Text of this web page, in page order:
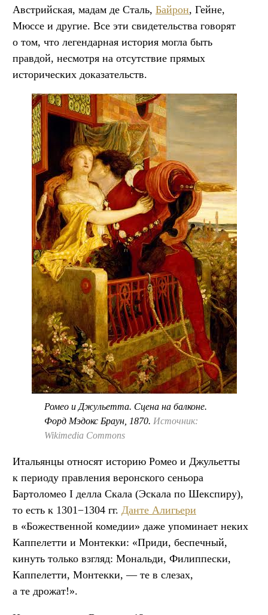
Австрийская, мадам де Сталь, Байрон, Гейне,
Мюссе и другие. Все эти свидетельства говорят
о том, что легендарная история могла быть
правдой, несмотря на отсутствие прямых
исторических доказательств.
Ромео и Джульетта. Сцена на балконе.
Форд Мэдокс Браун, 1870. Источник:
Wikimedia Commons
Итальянцы относят историю Ромео и Джульетты
к периоду правления веронского сеньора
Бартоломео I делла Скала (Эскала по Шекспиру),
то есть к 1301−1304 гг. Данте Алигьери
в «Божественной комедии» даже упоминает неких
Каппелетти и Монтекки: «Приди, беспечный,
кинуть только взгляд: Мональди, Филиппески,
Каппелетти, Монтекки, — те в слезах,
а те дрожат!».